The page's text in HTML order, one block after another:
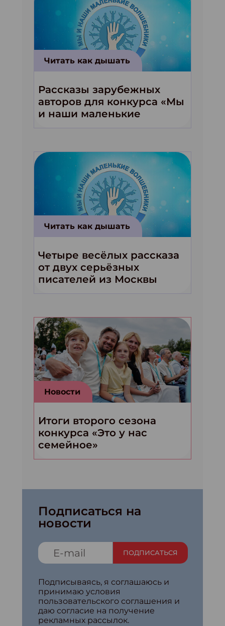
Читать как дышать
Рассказы зарубежных
авторов для конкурса «Мы
и наши маленькие
волшебники!»
Читать как дышать
Четыре весёлых рассказа
от двух серьёзных
писателей из Москвы
Новости
Итоги второго сезона
конкурса «Это у нас
семейное»
Подписаться на
новости
ПОДПИСАТЬСЯ
Подписываясь, я соглашаюсь и
принимаю условия
пользовательского соглашения и
даю согласие на получение
рекламных рассылок.